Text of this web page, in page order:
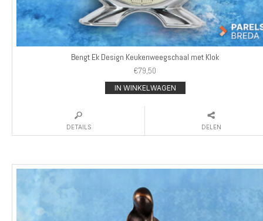
Bengt Ek Design Keukenweegschaal met Klok
€79,50
IN WINKELWAGEN
DETAILS DELEN